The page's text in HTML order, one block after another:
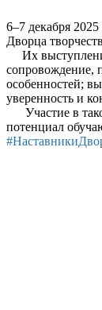
6–7 декабря
Дворца
Их
сопровождение,
особенностей;
уверенность и
Участие в
потенциал